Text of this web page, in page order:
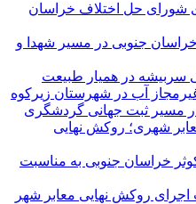
شورای حل اختلاف خراسان
خراسان جنوبی در مسیر شهدا و
سربیشه در همیار طبیعت
مسیر ثبت جهانی گردشگری
شهری؛ روکش نهایی
خراسان جنوبی به مناسبت
روکش نهایی معابر شهر